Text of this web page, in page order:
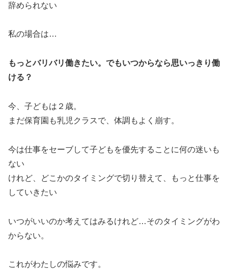
辞められない
私の場合は…
もっとバリバリ働きたい。でもいつからなら思いっきり働
ける？
今、子どもは２歳。
まだ保育園も乳児クラスで、体調もよく崩す。
今は仕事をセーブして子どもを優先することに何の迷いも
ない
けれど、どこかのタイミングで切り替えて、もっと仕事を
していきたい
いつがいいのか考えてはみるけれど…そのタイミングがわ
からない。
これがわたしの悩みです。